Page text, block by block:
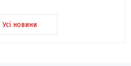
Усі новини